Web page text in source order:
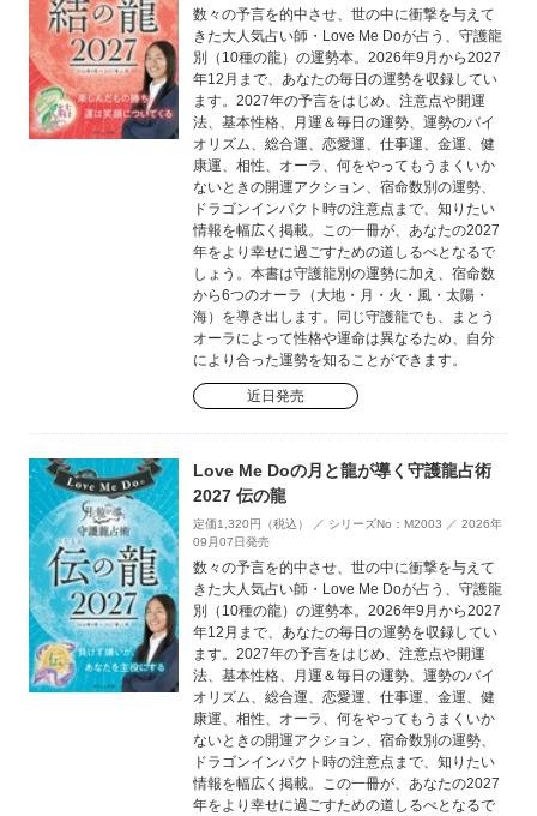
数々の予言を的中させ、世の中に衝撃を与えて
きた大人気占い師・Love Me Doが占う、守護龍
別（10種の龍）の運勢本。2026年9月から2027
年12月まで、あなたの毎日の運勢を収録してい
ます。2027年の予言をはじめ、注意点や開運
法、基本性格、月運＆毎日の運勢、運勢のバイ
オリズム、総合運、恋愛運、仕事運、金運、健
康運、相性、オーラ、何をやってもうまくいか
ないときの開運アクション、宿命数別の運勢、
ドラゴンインパクト時の注意点まで、知りたい
情報を幅広く掲載。この一冊が、あなたの2027
年をより幸せに過ごすための道しるべとなるで
しょう。本書は守護龍別の運勢に加え、宿命数
から6つのオーラ（大地・月・火・風・太陽・
海）を導き出します。同じ守護龍でも、まとう
オーラによって性格や運命は異なるため、自分
により合った運勢を知ることができます。
近日発売
Love Me Doの月と龍が導く守護龍占術
2027 伝の龍
定価1,320円（税込） ／ シリーズNo：M2003 ／ 2026年
09月07日発売
数々の予言を的中させ、世の中に衝撃を与えて
きた大人気占い師・Love Me Doが占う、守護龍
別（10種の龍）の運勢本。2026年9月から2027
年12月まで、あなたの毎日の運勢を収録してい
ます。2027年の予言をはじめ、注意点や開運
法、基本性格、月運＆毎日の運勢、運勢のバイ
オリズム、総合運、恋愛運、仕事運、金運、健
康運、相性、オーラ、何をやってもうまくいか
ないときの開運アクション、宿命数別の運勢、
ドラゴンインパクト時の注意点まで、知りたい
情報を幅広く掲載。この一冊が、あなたの2027
年をより幸せに過ごすための道しるべとなるで